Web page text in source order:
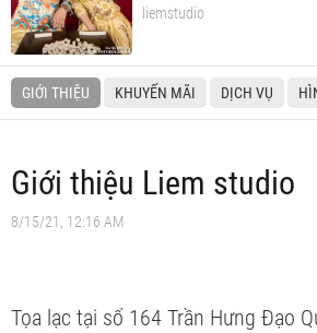
liemstudio
GIỚI THIỆU KHUYẾN MÃI DỊCH VỤ
Giới thiệu Liem studio
8/15/21, 12:16 AM
Tọa lạc tại số 164 Trần Hưng Đạo